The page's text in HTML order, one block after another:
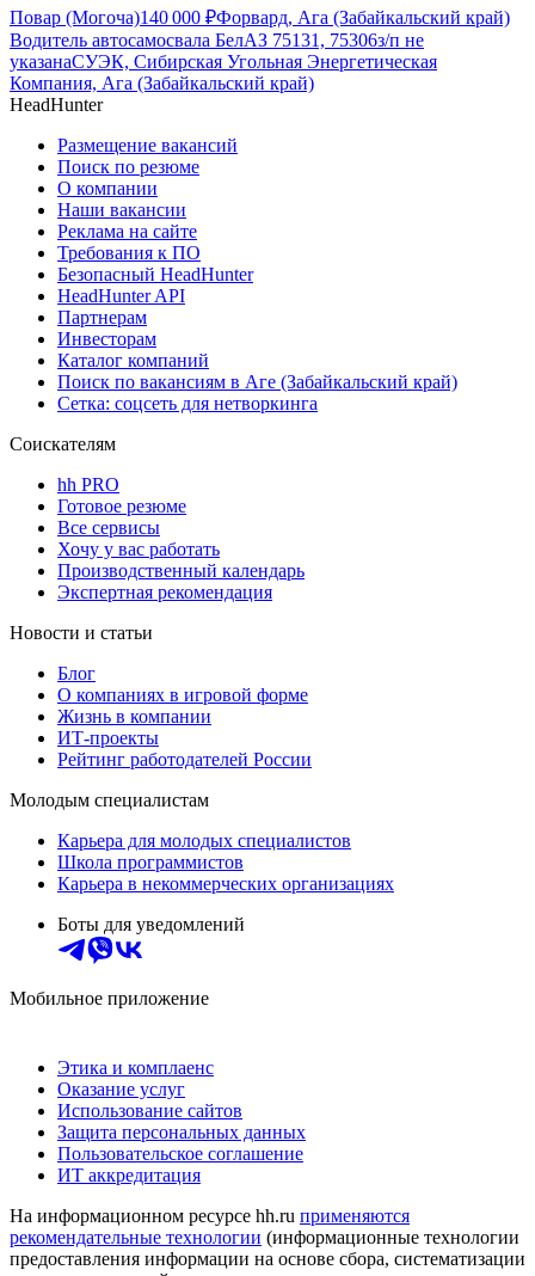
Повар (Могоча)140 000 ₽Форвард, Ага (Забайкальский край)
Водитель автосамосвала БелАЗ 75131, 75306з/п не
указанаСУЭК, Сибирская Угольная Энергетическая
Компания, Ага (Забайкальский край)
HeadHunter
Размещение вакансий
Поиск по резюме
О компании
Наши вакансии
Реклама на сайте
Требования к ПО
Безопасный HeadHunter
HeadHunter API
Партнерам
Инвесторам
Каталог компаний
Поиск по вакансиям в Аге (Забайкальский край)
Сетка: соцсеть для нетворкинга
Соискателям
hh PRO
Готовое резюме
Все сервисы
Хочу у вас работать
Производственный календарь
Экспертная рекомендация
Новости и статьи
Блог
О компаниях в игровой форме
Жизнь в компании
ИТ-проекты
Рейтинг работодателей России
Молодым специалистам
Карьера для молодых специалистов
Школа программистов
Карьера в некоммерческих организациях
Боты для уведомлений
Мобильное приложение
Этика и комплаенс
Оказание услуг
Использование сайтов
Защита персональных данных
Пользовательское соглашение
ИТ аккредитация
На информационном ресурсе hh.ru применяются
рекомендательные технологии (информационные технологии
предоставления информации на основе сбора, систематизации